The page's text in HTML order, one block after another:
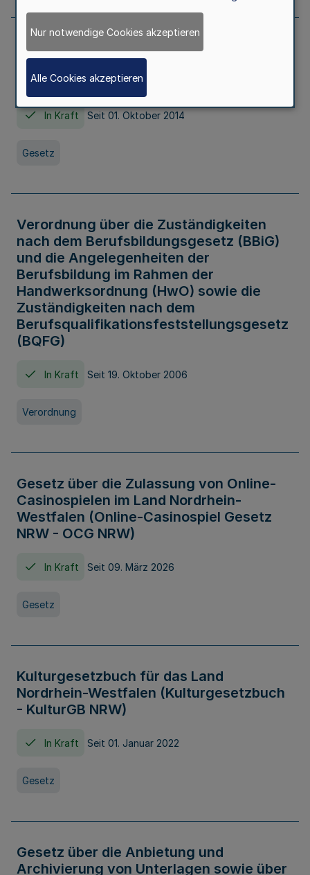
Gesetz über die Hochschulen des Landes
Nordrhein-Westfalen (Hochschulgesetz -
HG)
In Kraft Seit 01. Oktober 2014
Gesetz
Verordnung über die Zuständigkeiten
nach dem Berufsbildungsgesetz (BBiG)
und die Angelegenheiten der
Berufsbildung im Rahmen der
Handwerksordnung (HwO) sowie die
Zuständigkeiten nach dem
Berufsqualifikationsfeststellungsgesetz
(BQFG)
In Kraft Seit 19. Oktober 2006
Verordnung
Gesetz über die Zulassung von Online-
Casinospielen im Land Nordrhein-
Westfalen (Online-Casinospiel Gesetz
NRW - OCG NRW)
In Kraft Seit 09. März 2026
Gesetz
Kulturgesetzbuch für das Land
Nordrhein-Westfalen (Kulturgesetzbuch
- KulturGB NRW)
In Kraft Seit 01. Januar 2022
Gesetz
Gesetz über die Anbietung und
Archivierung von Unterlagen sowie über
Nur notwendige Cookies akzeptieren
Alle Cookies akzeptieren